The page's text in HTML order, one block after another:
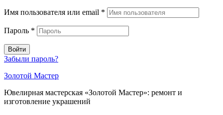
Имя пользователя или email *
Пароль *
Войти
Забыли пароль?
Золотой Мастер
Ювелирная мастерская «Золотой Мастер»: ремонт и
изготовление украшений